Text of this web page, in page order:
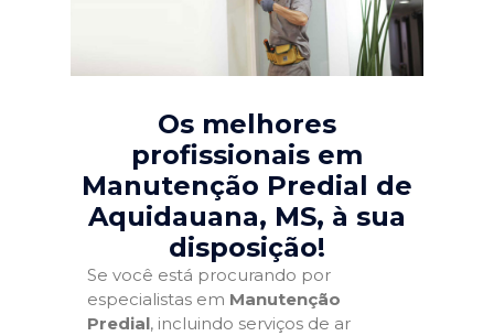
Os melhores
profissionais em
Manutenção Predial de
Aquidauana, MS, à sua
disposição!
Se você está procurando por
especialistas em Manutenção
Predial, incluindo serviços de ar